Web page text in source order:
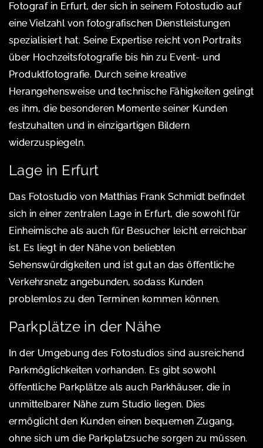
Fotograf in Erfurt, der sich in seinem Fotostudio auf
eine Vielzahl von fotografischen Dienstleistungen
spezialisiert hat. Seine Expertise reicht von Portraits
über Hochzeitsfotografie bis hin zu Event- und
Produktfotografie. Durch seine kreative
Herangehensweise und technische Fähigkeiten gelingt
es ihm, die besonderen Momente seiner Kunden
festzuhalten und in einzigartigen Bildern
widerzuspiegeln.
Lage in Erfurt
Das Fotostudio von Matthias Frank Schmidt befindet
sich in einer zentralen Lage in Erfurt, die sowohl für
Einheimische als auch für Besucher leicht erreichbar
ist. Es liegt in der Nähe von beliebten
Sehenswürdigkeiten und ist gut an das öffentliche
Verkehrsnetz angebunden, sodass Kunden
problemlos zu den Terminen kommen können.
Parkplätze in der Nähe
In der Umgebung des Fotostudios sind ausreichend
Parkmöglichkeiten vorhanden. Es gibt sowohl
öffentliche Parkplätze als auch Parkhäuser, die in
unmittelbarer Nähe zum Studio liegen. Dies
ermöglicht den Kunden einen bequemen Zugang,
ohne sich um die Parkplatzsuche sorgen zu müssen.